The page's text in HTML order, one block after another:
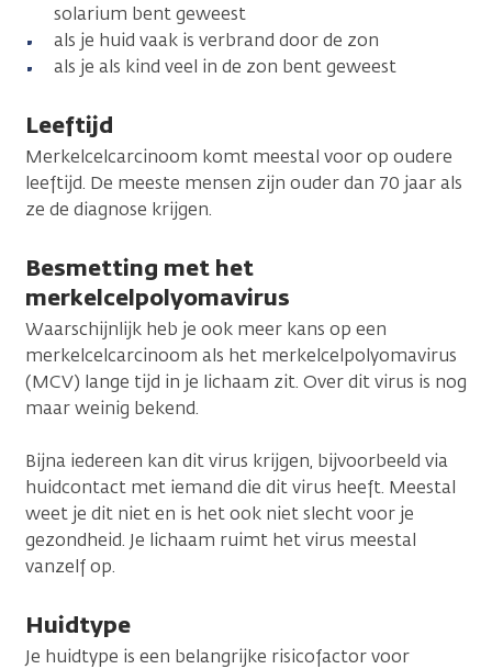
solarium bent geweest
als je huid vaak is verbrand door de zon
als je als kind veel in de zon bent geweest
Leeftijd
Merkelcelcarcinoom komt meestal voor op oudere
leeftijd. De meeste mensen zijn ouder dan 70 jaar als
ze de diagnose krijgen.
Besmetting met het
merkelcelpolyomavirus
Waarschijnlijk heb je ook meer kans op een
merkelcelcarcinoom als het merkelcelpolyomavirus
(MCV) lange tijd in je lichaam zit. Over dit virus is nog
maar weinig bekend.
Bijna iedereen kan dit virus krijgen, bijvoorbeeld via
huidcontact met iemand die dit virus heeft. Meestal
weet je dit niet en is het ook niet slecht voor je
gezondheid. Je lichaam ruimt het virus meestal
vanzelf op.
Huidtype
Je huidtype is een belangrijke risicofactor voor